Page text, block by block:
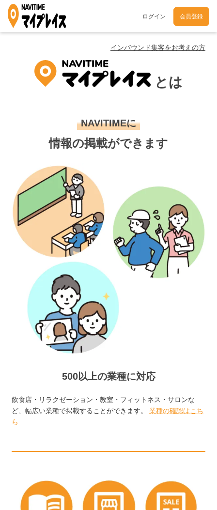
ログイン 会員登録
インバウンド集客をお考えの方
とは
NAVITIMEに
情報の掲載ができます
500以上の業種に対応
飲食店・リラクゼーション・教室・フィットネス・サロンな
ど、幅広い業種で掲載することができます。 業種の確認はこち
ら